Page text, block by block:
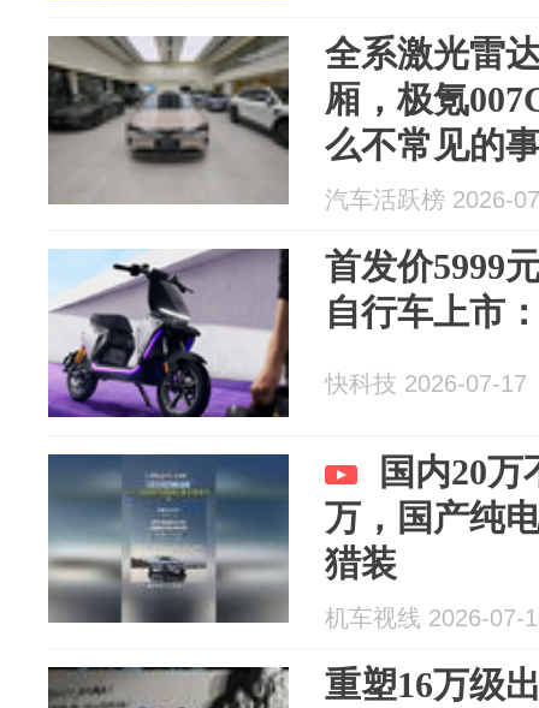
全系激光雷
厢，极氪
么不常见的
汽车活跃榜 2026-
首发价5999
自行车上市
快科技 2026-07-17
国内20万
万，国产纯
猎装
机车视线 2026-07-
重塑16万级